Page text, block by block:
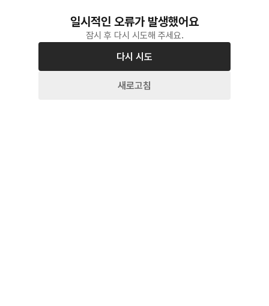
일시적인 오류가 발생했어요
잠시 후 다시 시도해 주세요.
다시 시도
새로고침